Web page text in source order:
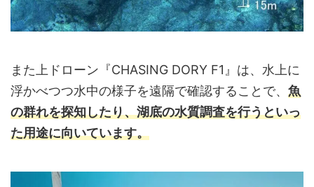
また上ドローン『CHASING DORY F1』は、水上に
浮かべつつ水中の様子を遠隔で確認することで、 魚
の群れを探知したり、湖底の水質調査を行うといっ
た用途に向いています。